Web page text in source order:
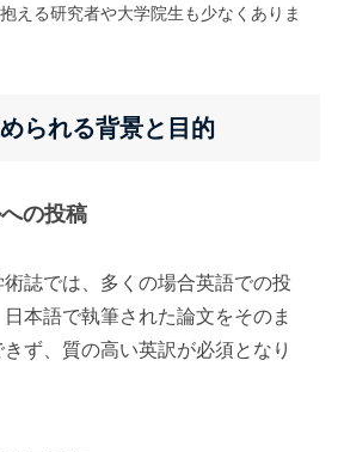
える研究者や大学院生も少なくありま
られる背景と目的
の投稿
誌では、多くの場合英語での投
本語で執筆された論文をそのま
ず、質の高い英訳が必須となり